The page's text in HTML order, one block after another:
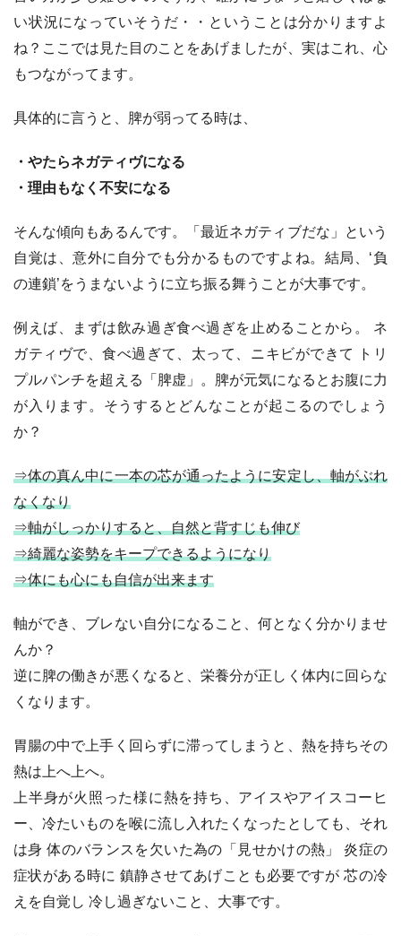
い状況になっていそうだ・・ということは分かりますよ
ね？ここでは見た目のことをあげましたが、実はこれ、心
もつながってます。
具体的に言うと、脾が弱ってる時は、
・やたらネガティヴになる
・理由もなく不安になる
そんな傾向もあるんです。「最近ネガティブだな」という
自覚は、意外に自分でも分かるものですよね。結局、‘負
の連鎖’をうまないように立ち振る舞うことが大事です。
例えば、まずは飲み過ぎ食べ過ぎを止めることから。 ネ
ガティヴで、食べ過ぎて、太って、ニキビができて トリ
プルパンチを超える「脾虚」。脾が元気になるとお腹に力
が入ります。そうするとどんなことが起こるのでしょう
か？
⇒体の真ん中に一本の芯が通ったように安定し、軸がぶれ
なくなり
⇒軸がしっかりすると、自然と背すじも伸び
⇒綺麗な姿勢をキープできるようになり
⇒体にも心にも自信が出来ます
軸ができ、ブレない自分になること、何となく分かりませ
んか？
逆に脾の働きが悪くなると、栄養分が正しく体内に回らな
くなります。
胃腸の中で上手く回らずに滞ってしまうと、熱を持ちその
熱は上へ上へ。
上半身が火照った様に熱を持ち、アイスやアイスコーヒ
ー、冷たいものを喉に流し入れたくなったとしても、それ
は身 体のバランスを欠いた為の「見せかけの熱」 炎症の
症状がある時に 鎮静させてあげことも必要ですが 芯の冷
えを自覚し 冷し過ぎないこと、大事です。